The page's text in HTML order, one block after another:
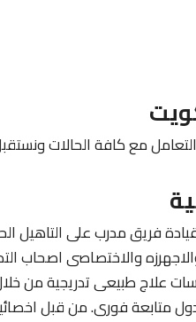
مع كافة الحالات
فريق مدرب على التاهيل
والاختصاصى اصحاب
طبيعى تدريجية من خلال
متابعة فورى. من قبل